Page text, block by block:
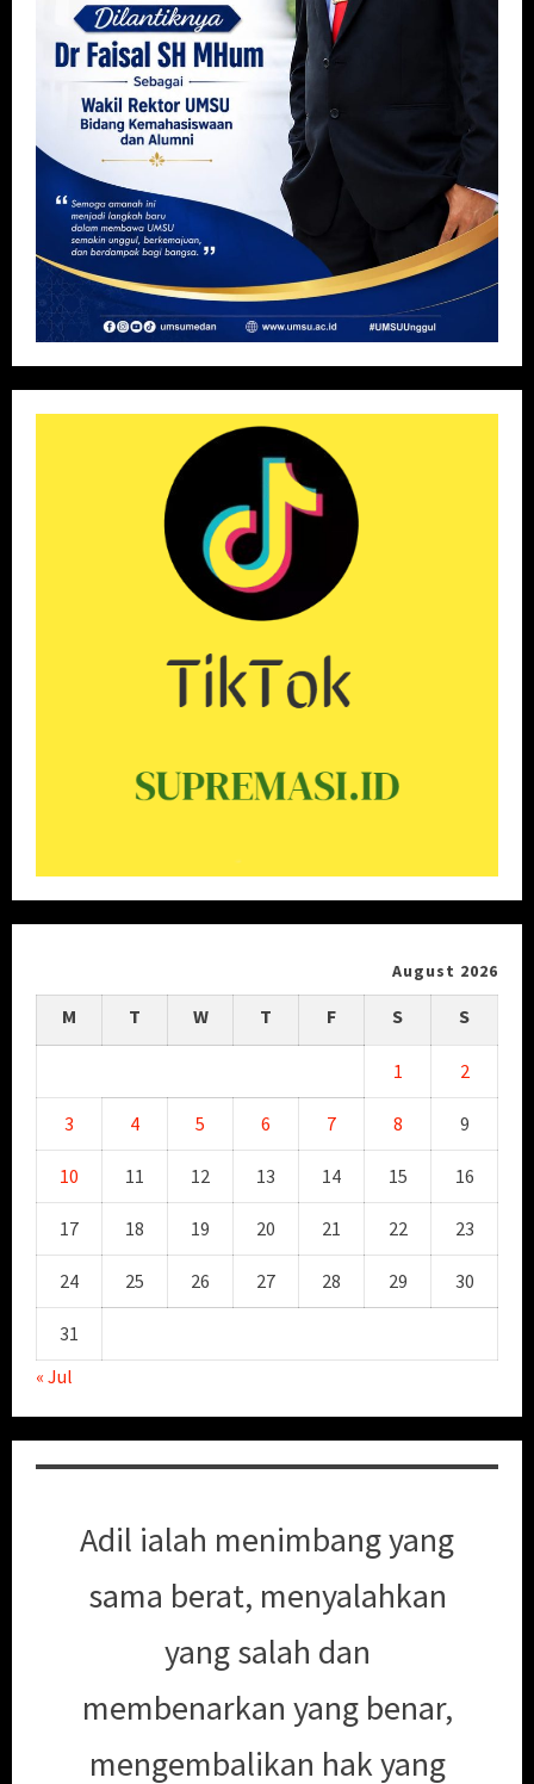
August 2026
M T W T F S S
1 2
3 4 5 6 7 8 9
10 11 12 13 14 15 16
17 18 19 20 21 22 23
24 25 26 27 28 29 30
31
« Jul
Adil ialah menimbang yang
sama berat, menyalahkan
yang salah dan
membenarkan yang benar,
mengembalikan hak yang